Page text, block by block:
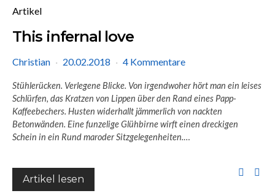
Artikel
This infernal love
Christian 20.02.2018 4 Kommentare
Stühlerücken. Verlegene Blicke. Von irgendwoher hört man ein leises
Schlürfen, das Kratzen von Lippen über den Rand eines Papp-
Kaffeebechers. Husten widerhallt jämmerlich von nackten
Betonwänden. Eine funzelige Glühbirne wirft einen dreckigen
Schein in ein Rund maroder Sitzgelegenheiten.…
Artikel lesen